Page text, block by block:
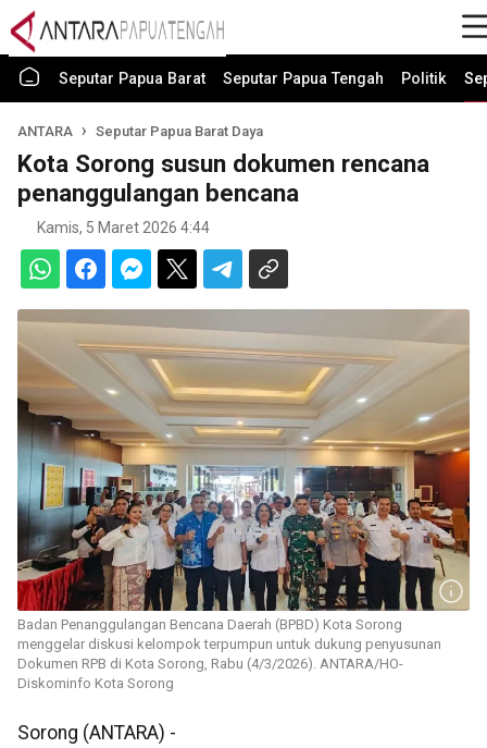
Seputar Papua Barat Seputar Papua Tengah Politik
ANTARA Seputar Papua Barat Daya
Kota Sorong susun dokumen rencana
penanggulangan bencana
Kamis, 5 Maret 2026 4:44
Badan Penanggulangan Bencana Daerah (BPBD) Kota Sorong
menggelar diskusi kelompok terpumpun untuk dukung penyusunan
Dokumen RPB di Kota Sorong, Rabu (4/3/2026). ANTARA/HO-
Diskominfo Kota Sorong
Sorong (ANTARA) -